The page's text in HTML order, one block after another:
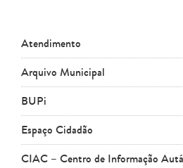
Atendimento
Arquivo Municipal
BUPi
Espaço Cidadão
CIAC – Centro de Informação